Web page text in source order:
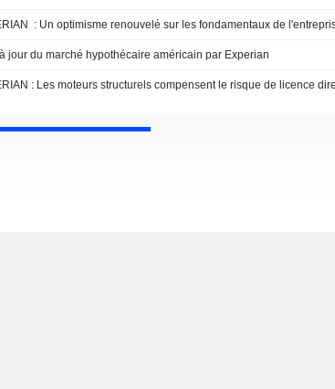
: Un optimisme renouvelé sur les fondamentaux de
jour du marché hypothécaire américain par Experian